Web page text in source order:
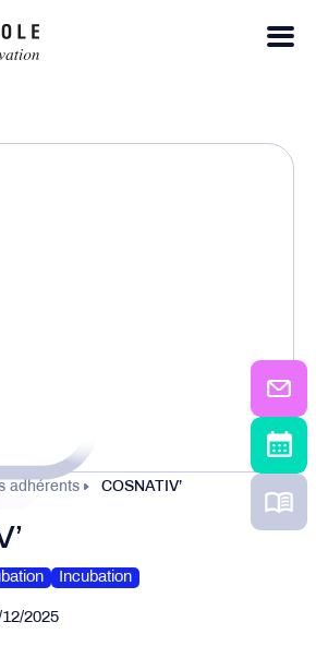
adhérents COSNATIV’
Incubation
2025